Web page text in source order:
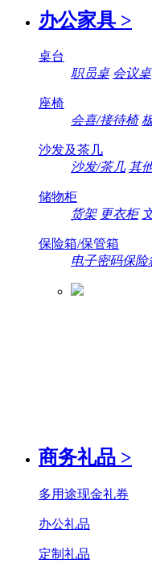
办公家具 >
桌台
职员桌 会议桌
座椅
会喜/接待椅
沙发及茶几
沙发/茶几 其
储物柜
货架 更衣柜
保险箱/保管箱
电子密码保险
商务礼品 >
多用途现金礼券
办公礼品
定制礼品